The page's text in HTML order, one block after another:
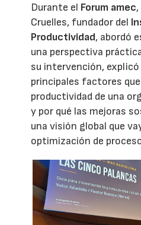
Durante el Forum amec
Cruelles, fundador del
Productividad, abordó
una perspectiva
su intervención,
principales factores
productividad de una
y por qué las mejoras
una visión global que
optimización de